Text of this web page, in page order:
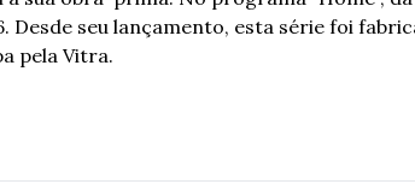
Desde seu lançamento, esta série foi
pela Vitra.